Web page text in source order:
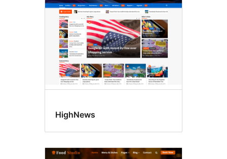
HighNews